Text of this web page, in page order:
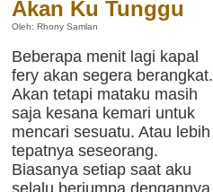
Akan Ku Tunggu
Oleh: Rhony Samlan
Beberapa menit lagi kapal
fery akan segera berangkat.
Akan tetapi mataku masih
saja kesana kemari untuk
mencari sesuatu. Atau lebih
tepatnya seseorang.
Biasanya setiap saat aku
selalu berjumpa dengannya